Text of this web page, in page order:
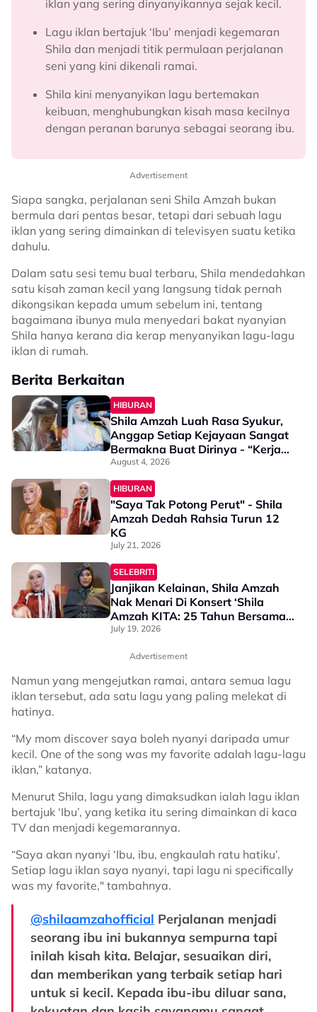
iklan yang sering dinyanyikannya sejak kecil.
Lagu iklan bertajuk ‘Ibu’ menjadi kegemaran
Shila dan menjadi titik permulaan perjalanan
seni yang kini dikenali ramai.
Shila kini menyanyikan lagu bertemakan
keibuan, menghubungkan kisah masa kecilnya
dengan peranan barunya sebagai seorang ibu.
Advertisement
Siapa sangka, perjalanan seni Shila Amzah bukan
bermula dari pentas besar, tetapi dari sebuah lagu
iklan yang sering dimainkan di televisyen suatu ketika
dahulu.
Dalam satu sesi temu bual terbaru, Shila mendedahkan
satu kisah zaman kecil yang langsung tidak pernah
dikongsikan kepada umum sebelum ini, tentang
bagaimana ibunya mula menyedari bakat nyanyian
Shila hanya kerana dia kerap menyanyikan lagu-lagu
iklan di rumah.
Berita Berkaitan
HIBURAN
Shila Amzah Luah Rasa Syukur,
Anggap Setiap Kejayaan Sangat
Bermakna Buat Dirinya - “Kerja
Keras Saya Mungkin Kelihatan…”
August 4, 2026
HIBURAN
"Saya Tak Potong Perut" - Shila
Amzah Dedah Rahsia Turun 12
KG
July 21, 2026
SELEBRITI
Janjikan Kelainan, Shila Amzah
Nak Menari Di Konsert ‘Shila
Amzah KITA: 25 Tahun Bersama’
- “Saya Sebenarnya Sangat…”
July 19, 2026
Advertisement
Namun yang mengejutkan ramai, antara semua lagu
iklan tersebut, ada satu lagu yang paling melekat di
hatinya.
“My mom discover saya boleh nyanyi daripada umur
kecil. One of the song was my favorite adalah lagu-lagu
iklan,” katanya.
Menurut Shila, lagu yang dimaksudkan ialah lagu iklan
bertajuk ‘Ibu’, yang ketika itu sering dimainkan di kaca
TV dan menjadi kegemarannya.
“Saya akan nyanyi ‘Ibu, ibu, engkaulah ratu hatiku’.
Setiap lagu iklan saya nyanyi, tapi lagu ni specifically
was my favorite," tambahnya.
@shilaamzahofficial Perjalanan menjadi
seorang ibu ini bukannya sempurna tapi
inilah kisah kita. Belajar, sesuaikan diri,
dan memberikan yang terbaik setiap hari
untuk si kecil. Kepada ibu-ibu diluar sana,